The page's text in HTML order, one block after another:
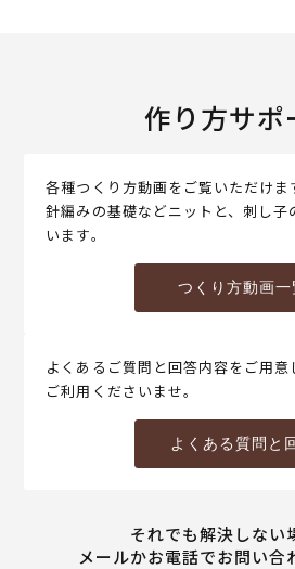
作り方サポ
各種つくり方動画をご覧いただけま
針編みの基礎などニットと、刺し子
います。
つくり方動画一
よくあるご質問と回答内容をご用
ご利用くださいませ。
よくある質問と
それでも解決しない
メールかお電話でお問い合